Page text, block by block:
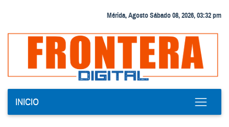
Mérida, Agosto Sábado 08, 2026, 03:32 pm
INICIO